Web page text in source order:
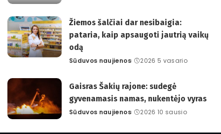
Žiemos šalčiai dar nesibaigia:
pataria, kaip apsaugoti jautrią vaikų
odą
Posted
Sūduvos naujienos 2026 5 vasario
Gaisras Šakių rajone: sudegė
gyvenamasis namas, nukentėjo vyras
Posted
Sūduvos naujienos 2026 10 sausio